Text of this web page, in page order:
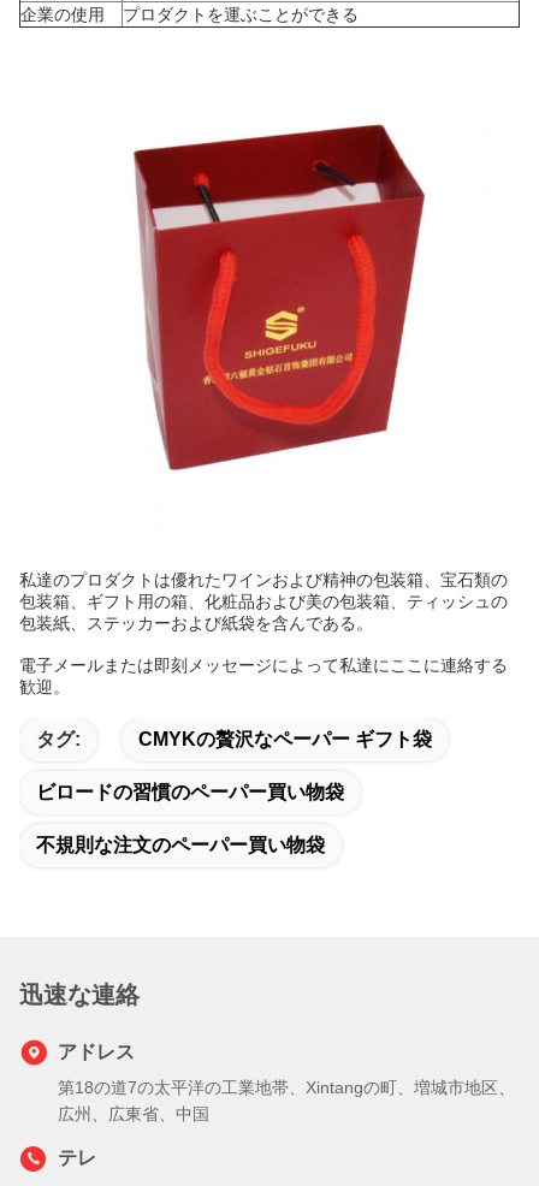
企業の使用
プロダクトを運ぶことができる
私達のプロダクトは優れたワインおよび精神の包装箱、宝石類の
包装箱、ギフト用の箱、化粧品および美の包装箱、ティッシュの
包装紙、ステッカーおよび紙袋を含んである。
電子メールまたは即刻メッセージによって私達にここに連絡する
歓迎。
タグ: CMYKの贅沢なペーパー ギフト袋
ビロードの習慣のペーパー買い物袋
不規則な注文のペーパー買い物袋
迅速な連絡
アドレス
第18の道7の太平洋の工業地帯、Xintangの町、増城市地区、
広州、広東省、中国
テレ